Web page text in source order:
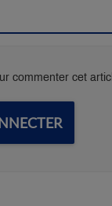
commenter cet